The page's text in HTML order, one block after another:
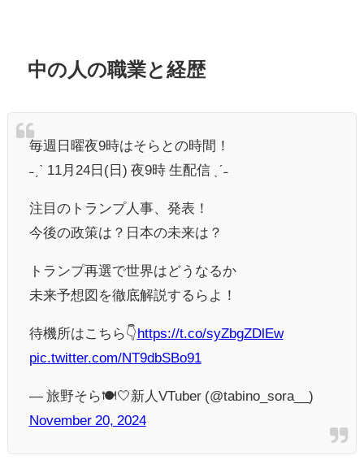
中の人の職業と経歴
毎週日曜夜9時はそらとの時間！
˗ˏˋ 11月24日(日) 夜9時 生配信 ˎˊ˗
注目のトランプ人事、発表！
今後の政策は？日本の未来は？
トランプ再選で世界はどうなるか
未来予想図を徹底解説するらよ！
待機所はこちら👇https://t.co/syZbgZDlEw
pic.twitter.com/NT9dbSBo91
— 旅野そら🍽️‎🤍新人VTuber (@tabino_sora__)
November 20, 2024